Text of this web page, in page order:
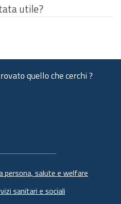
utile?
quello che cerchi ?
persona, salute e welfare
sanitari e sociali